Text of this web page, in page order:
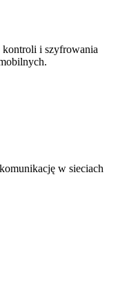
kontroli i szyfrowania
w sieciach